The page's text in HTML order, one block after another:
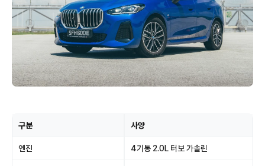
구분 사양
엔진 4기통 2.0L 터보 가솔린